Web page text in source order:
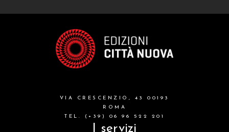
VIA CRESCENZIO, 43 00193
ROMA
TEL. (+39) 06 96 522 201
I servizi